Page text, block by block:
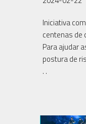
Iniciativa
centenas de
Para ajudar
postura de
. .